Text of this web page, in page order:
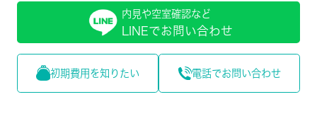
内見や空室確認など
LINEでお問い合わせ
初期費用を知りたい 電話でお問い合わせ